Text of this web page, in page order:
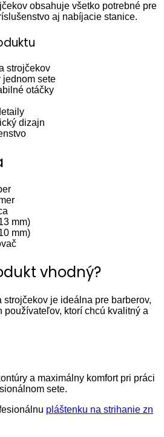
obsahuje všetko potrebné pre
aj nabíjacie stanice.
strojčekov
jednom sete
otáčky
dizajn
mm)
mm)
vhodný?
je ideálna pre barberov,
používateľov, ktorí chcú kvalitný a
a maximálny komfort pri práci
sete.
pláštenku na strihanie zn